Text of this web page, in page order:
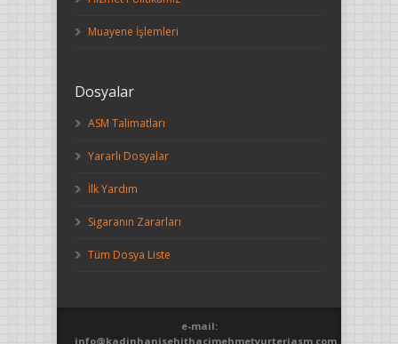
Muayene İşlemleri
Dosyalar
ASM Talimatları
Yararlı Dosyalar
İlk Yardım
Sigaranın Zararları
Tüm Dosya Liste
e-mail:
info@kadinhanisehithacimehmetyurteriasm.com